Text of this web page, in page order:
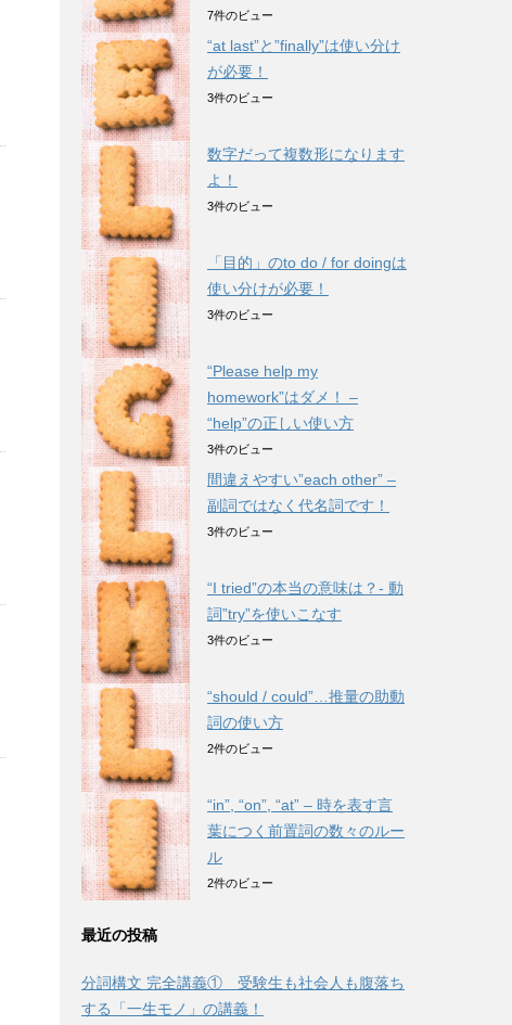
7件のビュー
“at last”と”finally”は使い分け
が必要！
3件のビュー
数字だって複数形になります
よ！
3件のビュー
「目的」のto do / for doingは
使い分けが必要！
3件のビュー
“Please help my
homework”はダメ！ –
“help”の正しい使い方
3件のビュー
間違えやすい”each other” –
副詞ではなく代名詞です！
3件のビュー
“I tried”の本当の意味は？- 動
詞”try”を使いこなす
3件のビュー
“should / could”…推量の助動
詞の使い方
2件のビュー
“in”, “on”, “at” – 時を表す言
葉につく前置詞の数々のルー
ル
2件のビュー
最近の投稿
分詞構文 完全講義① 受験生も社会人も腹落ち
する「一生モノ」の講義！